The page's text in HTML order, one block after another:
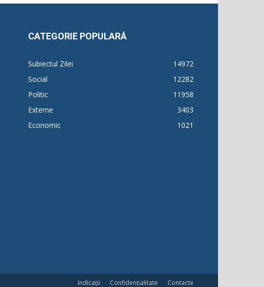
CATEGORIE POPULARĂ
Subiectul Zilei
14972
Social
12282
Politic
11958
Externe
3403
Economic
1021
Indicații Confidențialitate Contacte